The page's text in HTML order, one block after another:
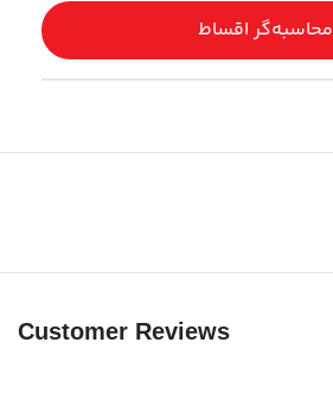
محاسبه‌گر اقساط
Customer Reviews